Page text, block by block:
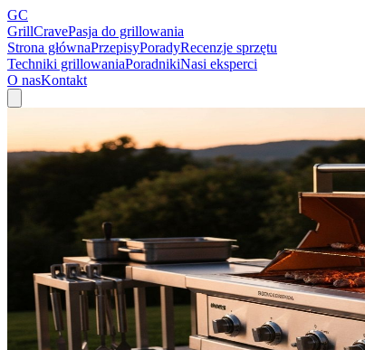
GC
GrillCravePasja do grillowania
Strona głównaPrzepisyPoradyRecenzje sprzętu
Techniki grillowaniaPoradnikiNasi eksperci
O nasKontakt